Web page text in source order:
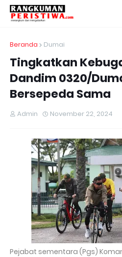
Beranda Dumai
Tingkatkan
Dandim 0320/
Bersepeda Sama
Admin November 22, 2024
Pejabat sementara (Pgs)